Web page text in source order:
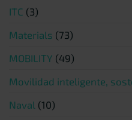
ITC (3)
Materials (73)
MOBILITY (49)
Movilidad inteligente,
Naval (10)